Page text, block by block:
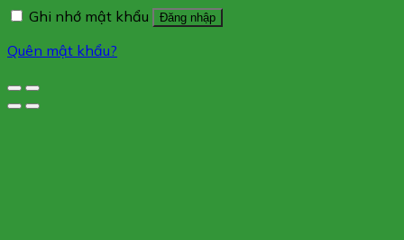
Ghi nhớ mật khẩu
Đăng nhập
Quên mật khẩu?